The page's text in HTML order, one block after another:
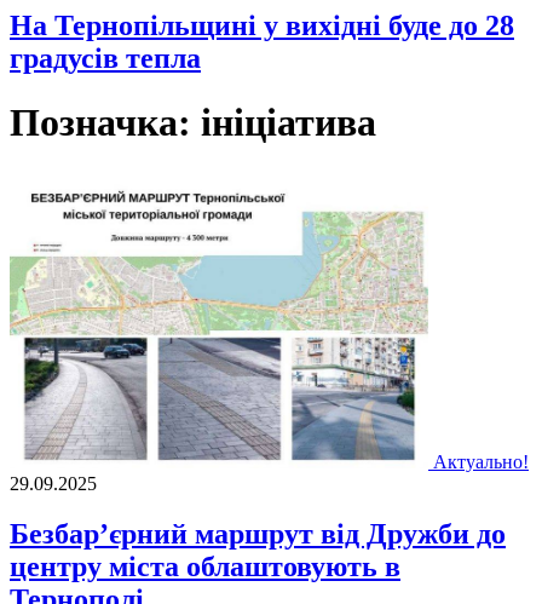
На Тернопільщині у вихідні буде до 28
градусів тепла
Позначка: ініціатива
Актуально!
29.09.2025
Безбар’єрний маршрут від Дружби до
центру міста облаштовують в